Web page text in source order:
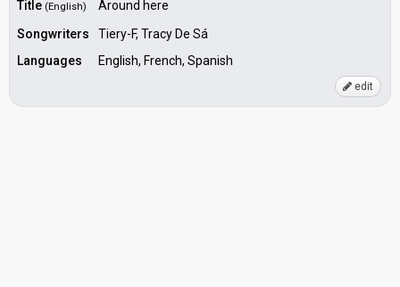
Title (English)
Around here
Songwriters
Tiery-F, Tracy De Sá
Languages
English, French, Spanish
edit